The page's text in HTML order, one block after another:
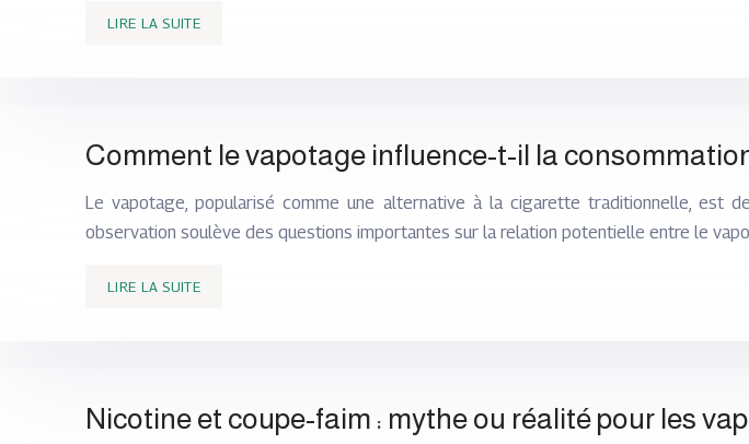
LIRE LA SUITE
Comment le vapotage influence-t-il la
Le vapotage, popularisé comme une alternative à la cigarette traditionnelle, est
observation soulève des questions importantes sur la relation potentielle entre le
LIRE LA SUITE
Nicotine et coupe-faim : mythe ou réalité pour les